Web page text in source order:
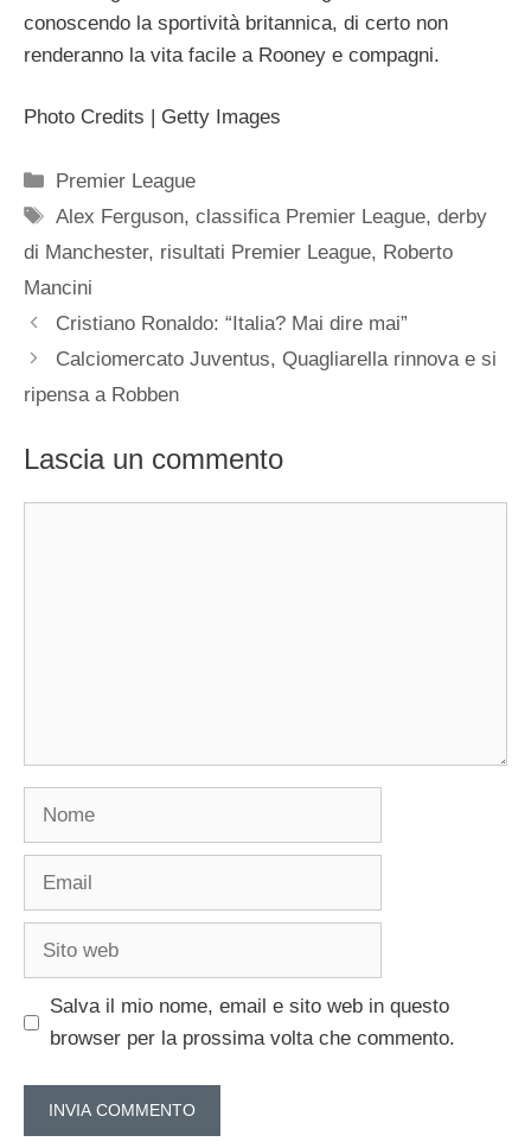
conoscendo la sportività britannica, di certo non
renderanno la vita facile a Rooney e compagni.
Photo Credits | Getty Images
Categorie
Premier League
Tag
Alex Ferguson,classifica Premier League,derby
di Manchester, risultati Premier League, Roberto
Mancini
Cristiano Ronaldo: “Italia? Mai dire mai”
Calciomercato Juventus, Quagliarella rinnova e si
ripensa a Robben
Lascia un commento
Nome
Email
Sito
Salva il mio nome, email e sito web in questo
browser per la prossima volta che commento.